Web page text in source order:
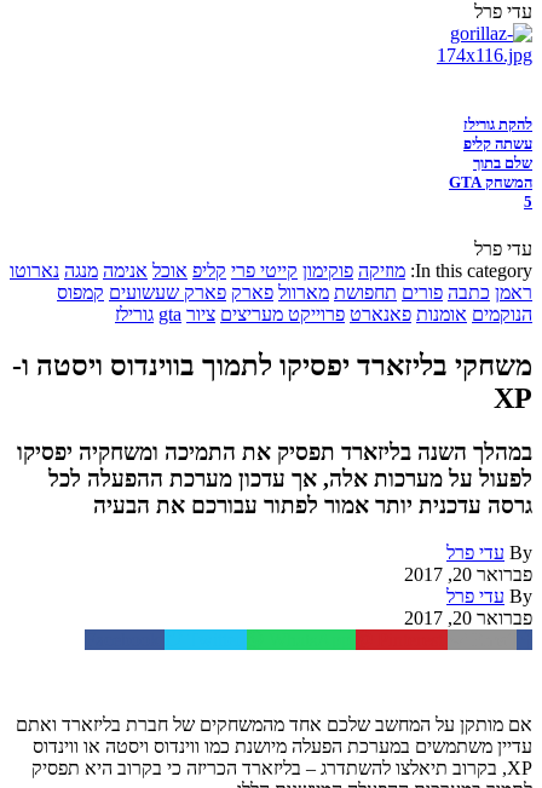
עדי פרל
להקת גורילז
עשתה קליפ
שלם בתוך
המשחק GTA
5
עדי פרל
In this category: מוזיקה פוקימון קייטי פרי קליפ אוכל אנימה מנגה נארוטו
ראמן כתבה פורים תחפושת מארוול פארק פארק שעשועים קמפוס
הנוקמים אומנות פאנארט פרוייקט מעריצים ציור gta גורילז
משחקי בליזארד יפסיקו לתמוך בווינדוס ויסטה ו-
XP
במהלך השנה בליזארד תפסיק את התמיכה ומשחקיה יפסיקו
לפעול על מערכות אלה, אך עדכון מערכת ההפעלה לכל
גרסה עדכנית יותר אמור לפתור עבורכם את הבעיה
By עדי פרל
פברואר 20, 2017
By עדי פרל
פברואר 20, 2017
אם מותקן על המחשב שלכם אחד מהמשחקים של חברת בליזארד ואתם
עדיין משתמשים במערכת הפעלה מיושנת כמו ווינדוס ויסטה או ווינדוס
XP, בקרוב תיאלצו להשתדרג – בליזארד הכריזה כי בקרוב היא תפסיק